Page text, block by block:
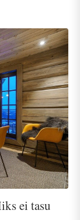
ei tasu